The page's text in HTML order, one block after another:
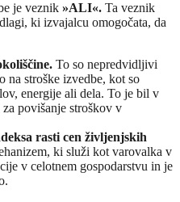
je veznik »ALI«. Ta veznik
ki izvajalcu omogočata, da
To so nepredvidljivi
stroške izvedbe, kot so
energije ali dela. To je bil v
povišanje stroškov v
rasti cen življenjskih
ki služi kot varovalka v
v celotnem gospodarstvu in je